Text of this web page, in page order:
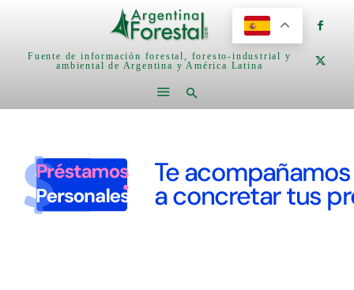
Fuente de información forestal, foresto-industrial y
ambiental de Argentina y América Latina